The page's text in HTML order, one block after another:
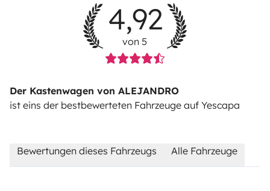
4,92
von 5
Der Kastenwagen von ALEJANDRO
ist eins der bestbewerteten Fahrzeuge auf Yescapa
Bewertungen dieses Fahrzeugs Alle Fahrzeuge